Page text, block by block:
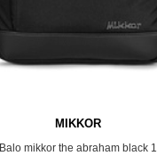
MIKKOR
Balo mikkor the abraham black 1